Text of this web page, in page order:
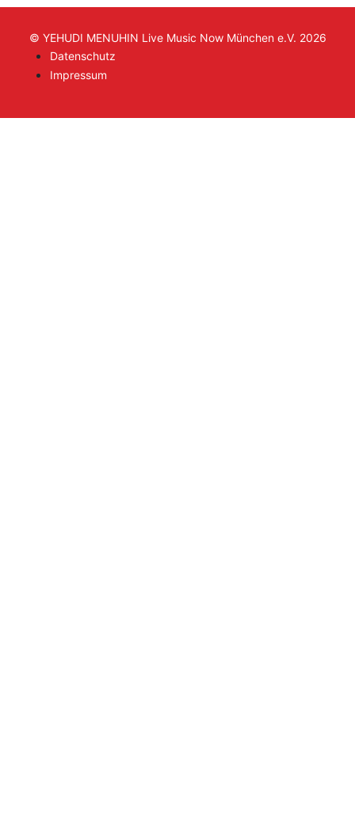
© YEHUDI MENUHIN Live Music Now München e.V. 2026
Datenschutz
Impressum